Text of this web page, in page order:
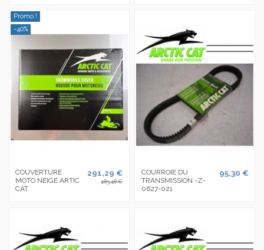
Promo !
-40%
COUVERTURE
MOTO NEIGE ARTIC
CAT
291,29 €
485,48 €
COURROIE DU
TRANSMISSION -Z-
0627-021
95,30 €